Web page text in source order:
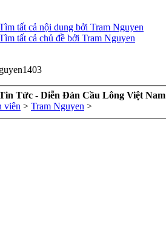
tất cả nội dung bởi Tram Nguyen
tất cả chủ đề bởi Tram Nguyen
Tức - Diễn Đàn Cầu Lông Việt Nam
viên > Tram Nguyen >